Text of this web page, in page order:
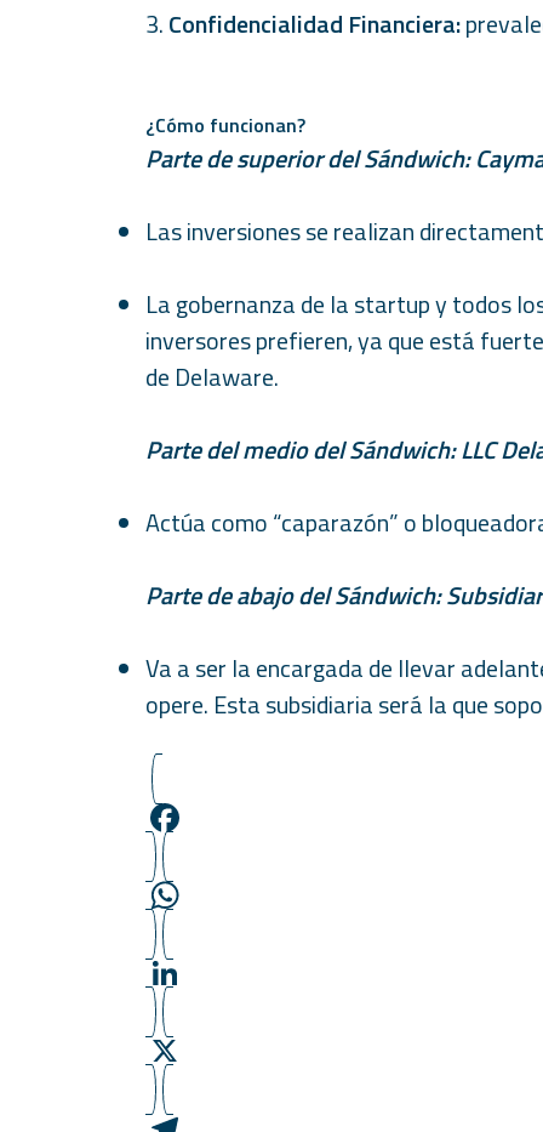
3.Confidencialidad Financiera:
¿Cómo funcionan?
Parte de superior del Sándwich:
Las inversiones se realizan
La gobernanza de la startup y todos
inversores prefieren, ya que está
de Delaware.
Parte del medio del Sándwich: LLC
Actúa como “caparazón” o
Parte de abajo del Sándwich:
Va a ser la encargada de llevar
opere. Esta subsidiaria será la que
F
a
e
b
o
o
W
h
a
t
s
L
nX